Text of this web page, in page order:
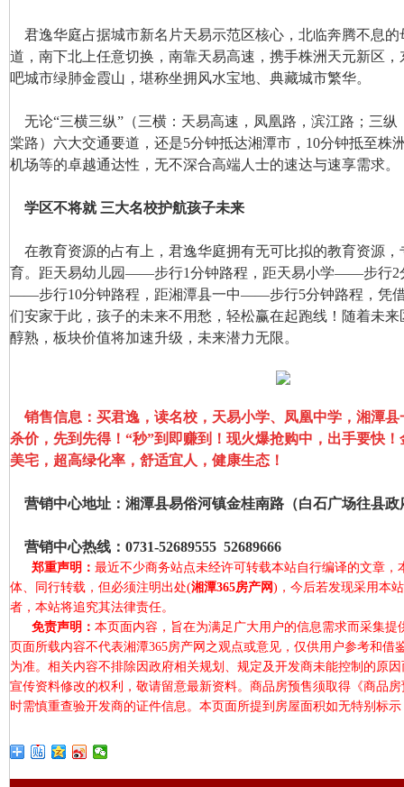
君逸华庭占据城市新名片天易示范区核心，北临奔腾不息的
道，南下北上任意切换，南靠天易高速，携手株洲天元新区
吧城市绿肺金霞山，堪称坐拥风水宝地、典藏城市繁华。
无论“三横三纵”（三横：天易高速，凤凰路，滨江路；三纵
棠路）六大交通要道，还是5分钟抵达湘潭市，10分钟抵至株
机场等的卓越通达性，无不深合高端人士的速达与速享需求。
学区不将就 三大名校护航孩子未来
在教育资源的占有上，君逸华庭拥有无可比拟的教育资源，
育。距天易幼儿园——步行1分钟路程，距天易小学——步行2
——步行10分钟路程，距湘潭县一中——步行5分钟路程，凭
们安家于此，孩子的未来不用愁，轻松赢在起跑线！随着未
醇熟，板块价值将加速升级，未来潜力无限。
销售信息：买君逸，读名校，天易小学、凤凰中学，湘潭
杀价，先到先得！“秒”到即赚到！现火爆抢购中，出手要快
美宅，超高绿化率，舒适宜人，健康生态！
营销中心地址：湘潭县易俗河镇金桂南路（白石广场往县政
营销中心热线：0731-52689555 52689666
郑重声明： 最近不少商务站点未经许可转载本站自行编译的文章，
体、同行转载，但必须注明出处(湘潭365房产网)，今后若发现采用本
者，本站将追究其法律责任。
免责声明： 本页面内容，旨在为满足广大用户的信息需求而采集提
页面所载内容不代表湘潭365房产网之观点或意见，仅供用户参考和借
为准。相关内容不排除因政府相关规划、规定及开发商未能控制的原
宣传资料修改的权利，敬请留意最新资料。商品房预售须取得《商品
时需慎重查验开发商的证件信息。本页面所提到房屋面积如无特别标